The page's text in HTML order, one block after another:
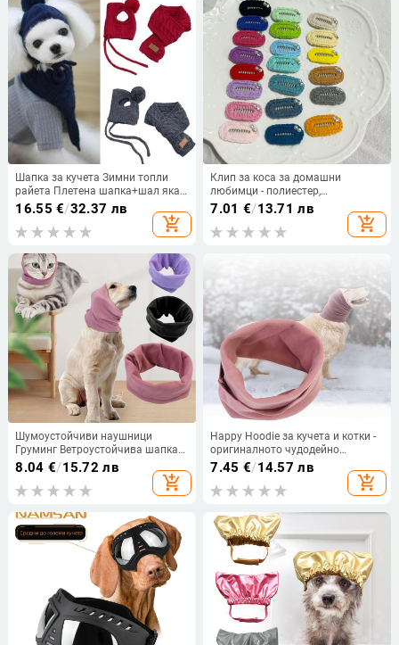
Шапка за кучета Зимни топли
райета Плетена шапка+шал яка
Кученце Теди Костюм Коледни
дрехи Дядо Коледа Костюми за
кучета
16.55 €/32.37 лв
add_shopping_cart
Клип за коса за домашни
любимци - полиестер,
универсално използване,
ежедневен стил
7.01 €/13.71 лв
add_shopping_cart
Шумоустойчиви наушници
Груминг Ветроустойчива шапка
за кученце Наушници за
домашни любимци Платнена
шапка Шапка Покривало за уши
котка, аксесоари
8.04 €/15.72 лв
add_shopping_cart
Happy Hoodie за кучета и котки -
оригиналното чудодейно
средство за подстригване и
принудително изсушаване за
облекчаване на тревожността и
7.45 €/14.57 лв
add_shopping_cart